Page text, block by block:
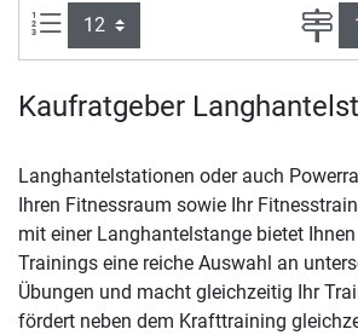
Artikel pro Seite:
Kaufratgeber
Langhantelstationen oder auch
Ihren Fitnessraum sowie Ihr
mit einer Langhantelstange bietet
Trainings eine reiche Auswahl an
Übungen und macht gleichzeitig Ihr
fördert neben dem Krafttraining